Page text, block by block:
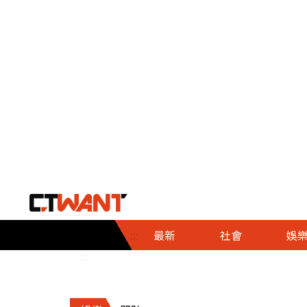
::: 最新 社會
社會首頁
時事
調查
娛樂
娛樂首頁
即時
財經首頁
熱線
政